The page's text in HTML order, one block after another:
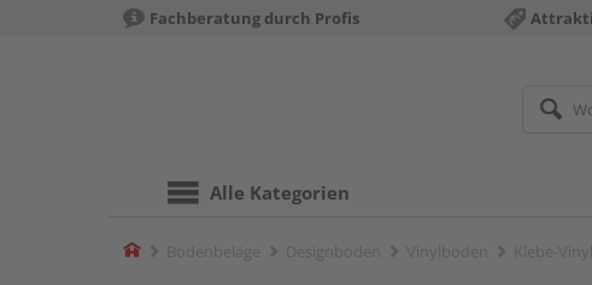
Fachberatung durch Profis
Alle Kategorien
Home